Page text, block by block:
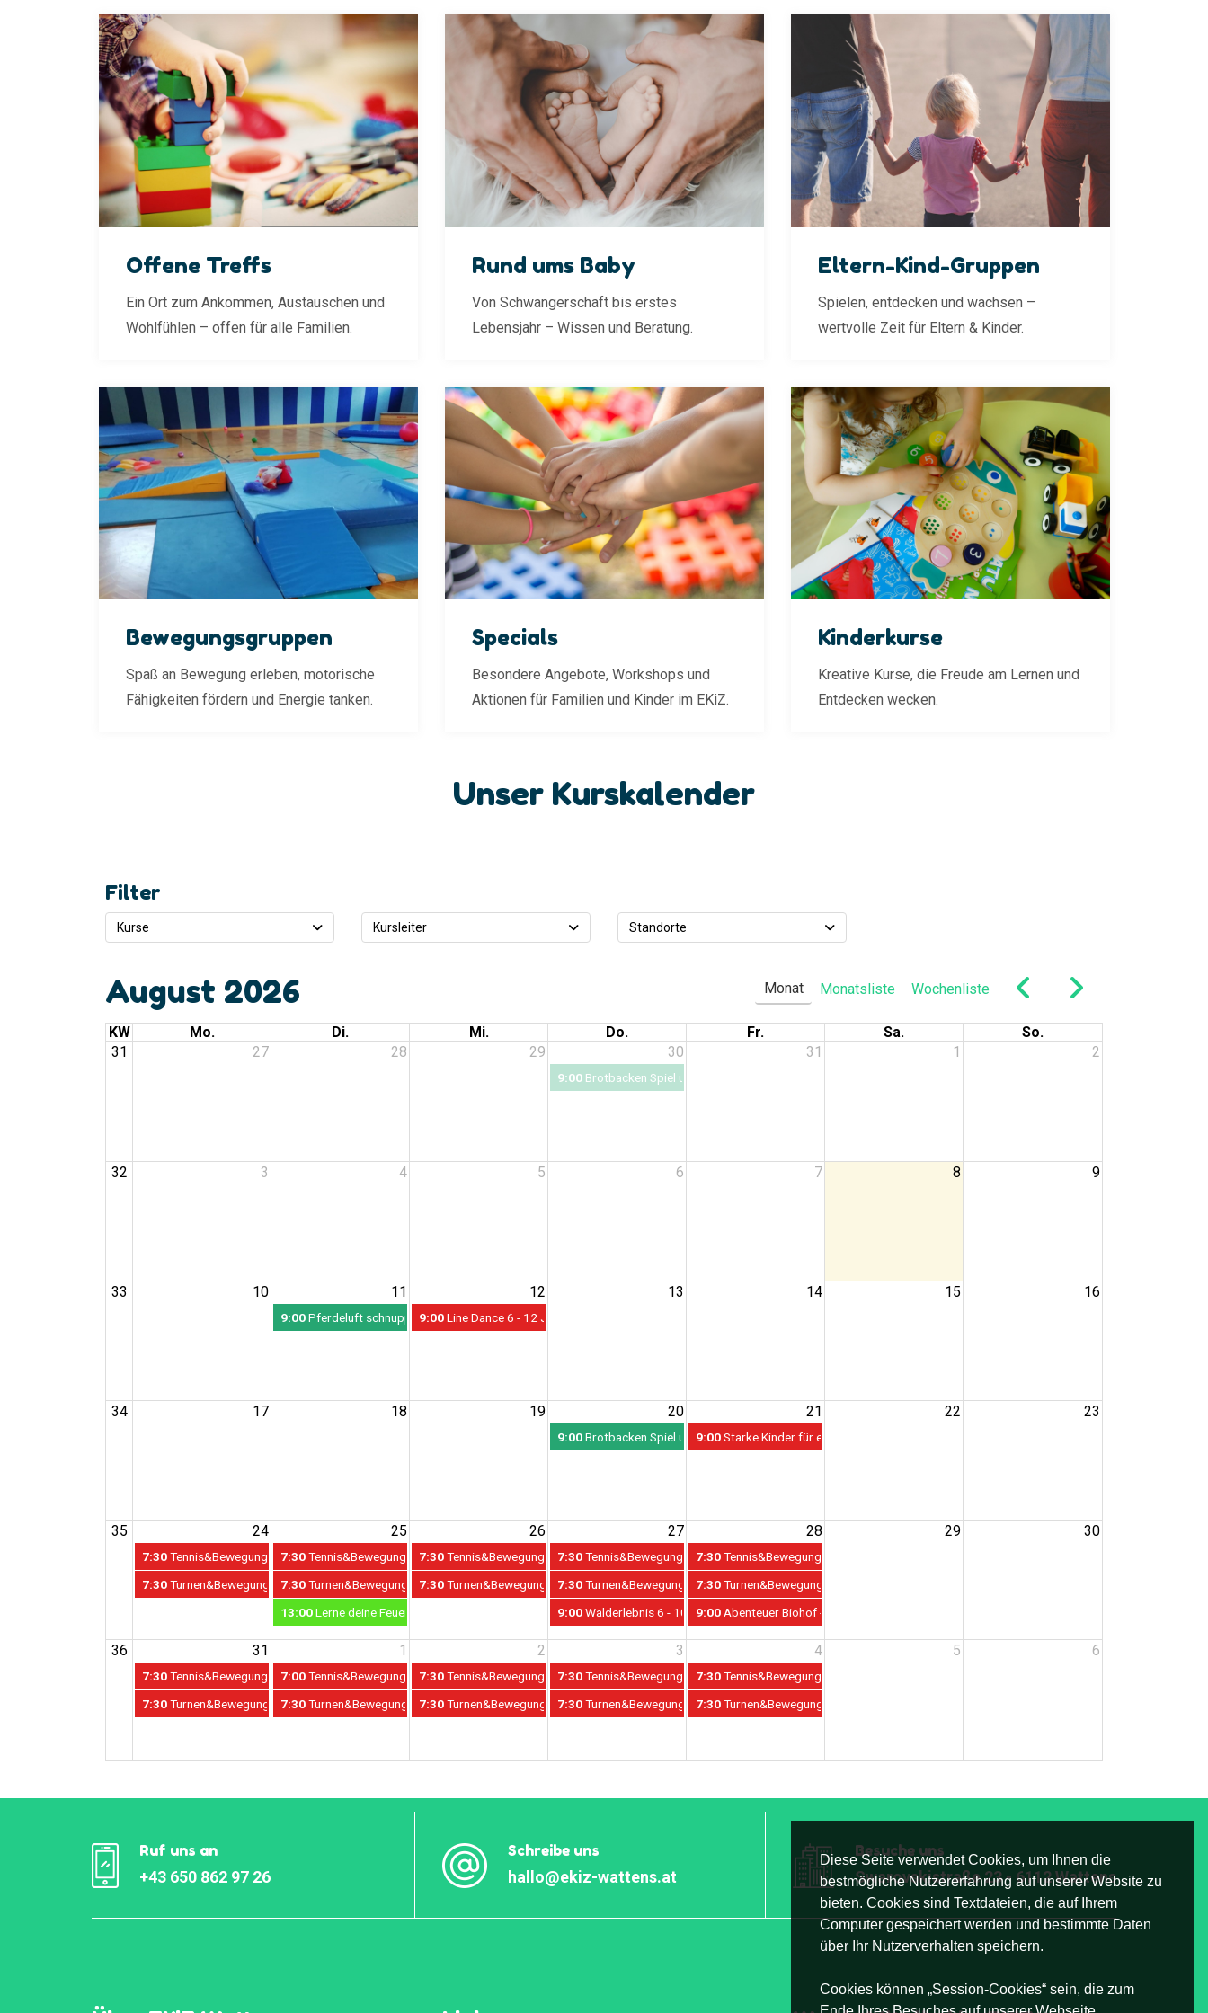
Diese Seite verwendet Cookies, um Ihnen die
bestmögliche Nutzererfahrung auf unserer Website zu
bieten. Cookies sind Textdateien, die auf Ihrem
Computer gespeichert werden und bestimmte Daten
über Ihr Nutzerverhalten speichern.
Cookies können „Session-Cookies“ sein, die zum
Offene Treffs
Ein Ort zum Ankommen, Austauschen und
Wohlfühlen – offen für alle Familien.
Rund ums Baby
Von Schwangerschaft bis erstes
Lebensjahr – Wissen und Beratung.
Eltern-Kind-Gruppen
Spielen, entdecken und wachsen –
wertvolle Zeit für Eltern & Kinder.
Bewegungsgruppen
Spaß an Bewegung erleben, motorische
Fähigkeiten fördern und Energie tanken.
Specials
Besondere Angebote, Workshops und
Aktionen für Familien und Kinder im EKiZ.
Kinderkurse
Kreative Kurse, die Freude am Lernen und
Entdecken wecken.
Unser Kurskalender
Filter
Kurse Kursleiter Standorte
August 2026 Monat Monatsliste Wochenliste
KW Mo. Di. Mi. Do. Fr. Sa.
So.
31
27 28 29 30 31 1 2
9:00 Brotbacken Spiel und Spaß 5 - 14 Jahre // Sommerspass
32 3 4 5 6 7 8 9
33 10 11 12 13 14 15 16
9:00 Pferdeluft schnuppern 5 - 14 Jahre // Sommerspass
9:00 Line Dance 6 - 12 Jahre // Sommerspass
34 17 18 19 20 21 22 23
9:00 Brotbacken Spiel und Spaß 5 - 14 Jahre // Sommerspass
9:00 Starke Kinder für eine starke Zukunft 7 - 10 Jahre // Sommerspass
35 24 25 26 27 28 29 30
7:30 Tennis&Bewegung&Schwimmen 24. - 28. August // SportErlebnis Wattens
7:30 Tennis&Bewegung&Schwimmen 24. - 28. August // SportErlebnis Wattens
7:30 Tennis&Bewegung&Schwimmen 24. - 28. August // SportErlebnis Wattens
7:30 Tennis&Bewegung&Schwimmen 24. - 28. August // SportErlebnis Wattens
7:30 Tennis&Bewegung&Schwimmen 24. - 28. August // SportErlebnis Wattens
7:30 Turnen&Bewegung 24. - 28. August // SportErlebnis - Wattens
7:30 Turnen&Bewegung 24. - 28. August // SportErlebnis - Wattens
7:30 Turnen&Bewegung 24. - 28. August // SportErlebnis - Wattens
7:30 Turnen&Bewegung 24. - 28. August // SportErlebnis - Wattens
7:30 Turnen&Bewegung 24. - 28. August // SportErlebnis - Wattens
13:00 Lerne deine Feuerwehr kennen 5 - 12 Jahre // Sommerspass
9:00 Walderlebnis 6 - 10 Jahre // Sommerspass
9:00 Abenteuer Biohof - Ernten und Genießen 6 - 12 Jahre // Sommerspass
36 31 1 2 3 4 5 6
7:30 Tennis&Bewegung&Schwimmen 31. August - 4. September // SportErlebnis - Wattens
7:00 Tennis&Bewegung&Schwimmen 31. August - 4. September // SportErlebnis - Wattens
7:30 Tennis&Bewegung&Schwimmen 31. August - 4. September // SportErlebnis - Wattens
7:30 Tennis&Bewegung&Schwimmen 31. August - 4. September // SportErlebnis - Wattens
7:30 Tennis&Bewegung&Schwimmen 31. August - 4. September // SportErlebnis - Wattens
7:30 Turnen&Bewegung 31. August - 4. September ohne Schwimmen // SportErlebnis - Wattens
7:30 Turnen&Bewegung 31. August - 4. September ohne Schwimmen // SportErlebnis - Wattens
7:30 Turnen&Bewegung 31. August - 4. September ohne Schwimmen // SportErlebnis - Wattens
7:30 Turnen&Bewegung 31. August - 4. September ohne Schwimmen // SportErlebnis - Wattens
7:30 Turnen&Bewegung 31. August - 4. September ohne Schwimmen // SportErlebnis - Wattens
Ruf uns an
+43 650 862 97 26
Schreibe uns
hallo@ekiz-wattens.at
Besuche uns
Swarovskistraße 23 - 6112 Wattens